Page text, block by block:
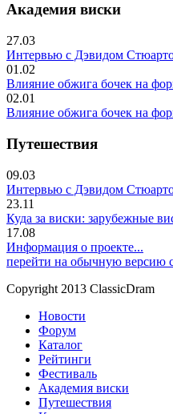
Академия виски
27.03
Интервью с Дэвидом
01.02
Влияние обжига бочек на
02.01
Влияние обжига бочек на
Путешествия
09.03
Интервью с Дэвидом
23.11
Куда за виски: зарубежные
17.08
Информация о проекте...
перейти на обычную версию
Copyright 2013 ClassicDram
Новости
Форум
Каталог
Рейтинги
Фестиваль
Академия виски
Путешествия